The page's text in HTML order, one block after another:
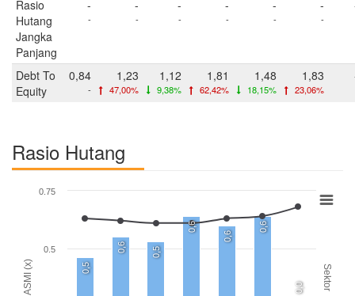
Rasio
Hutang
Jangka
Panjang
-
-
-
-
-
-
-
-
-
-
-
-
Debt To
Equity
0,84
-
1,23
47,00%
1,12
9,38%
1,81
62,42%
1,48
18,15%
1,83
23,06%
Rasio Hutang
ASMI (x) Sektor
0,5
0,6 0,5
0,6
0,6
0,6
0,0
0.5
0.75